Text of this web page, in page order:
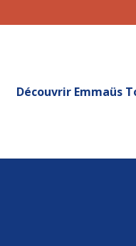
Découvrir Emmaüs